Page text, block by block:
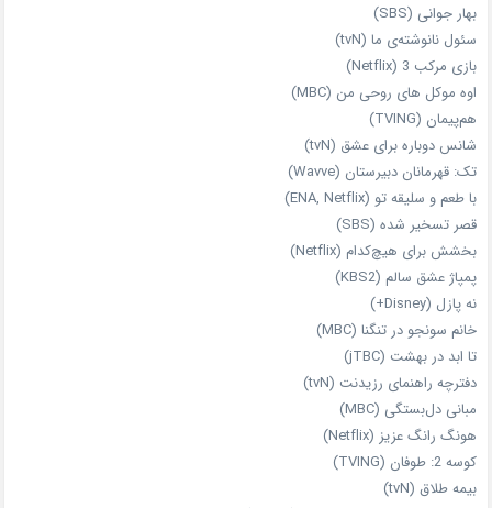
بهار جوانی (SBS)
سئول نانوشته‌ی ما (tvN)
بازی مرکب 3 (Netflix)
اوه موکل های روحی من (MBC)
هم‌پیمان (TVING)
شانس دوباره برای عشق (tvN)
تک: قهرمانان دبیرستان (Wavve)
با طعم و سلیقه تو (ENA, Netflix)
قصر تسخیر شده (SBS)
بخشش برای هیچ‌کدام (Netflix)
پمپاژ عشق سالم (KBS2)
نه پازل (Disney+)
خانم سونجو در تنگنا (MBC)
تا ابد در بهشت (jTBC)
دفترچه راهنمای رزیدنت (tvN)
مبانی دل‌بستگی (MBC)
هونگ رانگ عزیز (Netflix)
کوسه 2: طوفان (TVING)
بیمه طلاق (tvN)